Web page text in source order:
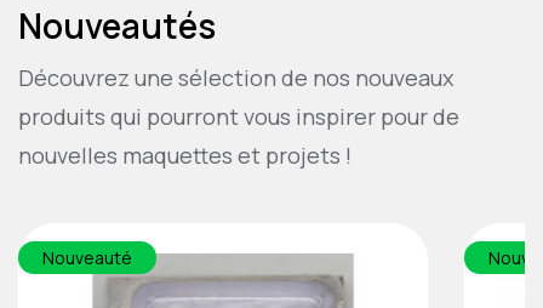
Nouveautés
Découvrez une sélection de nos nouveaux
produits qui pourront vous inspirer pour de
nouvelles maquettes et projets !
Nouveauté